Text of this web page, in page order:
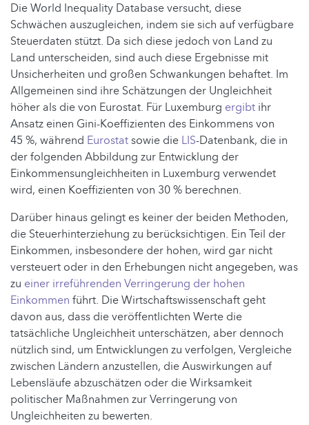
Die World Inequality Database versucht, diese
Schwächen auszugleichen, indem sie sich auf verfügbare
Steuerdaten stützt. Da sich diese jedoch von Land zu
Land unterscheiden, sind auch diese Ergebnisse mit
Unsicherheiten und großen Schwankungen behaftet. Im
Allgemeinen sind ihre Schätzungen der Ungleichheit
höher als die von Eurostat. Für Luxemburg ergibt ihr
Ansatz einen Gini-Koeffizienten des Einkommens von
45 %, während Eurostatsowie die LIS-Datenbank, die in
der folgenden Abbildung zur Entwicklung der
Einkommensungleichheiten in Luxemburg verwendet
wird, einen Koeffizienten von 30 % berechnen.
Darüber hinaus gelingt es keiner der beiden Methoden,
die Steuerhinterziehung zu berücksichtigen. Ein Teil der
Einkommen, insbesondere der hohen, wird gar nicht
versteuert oder in den Erhebungen nicht angegeben, was
zu einer irreführenden Verringerung der hohen
Einkommen führt. Die Wirtschaftswissenschaft geht
davon aus, dass die veröffentlichten Werte die
tatsächliche Ungleichheit unterschätzen, aber dennoch
nützlich sind, um Entwicklungen zu verfolgen, Vergleiche
zwischen Ländern anzustellen, die Auswirkungen auf
Lebensläufe abzuschätzen oder die Wirksamkeit
politischer Maßnahmen zur Verringerung von
Ungleichheiten zu bewerten.